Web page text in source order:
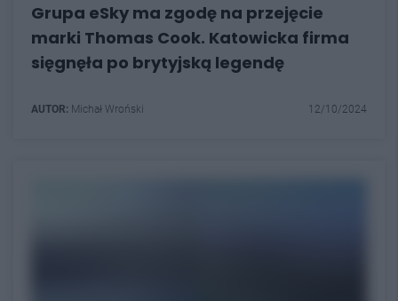
Grupa eSky ma zgodę na przejęcie
marki Thomas Cook. Katowicka firma
sięgnęła po brytyjską legendę
AUTOR: Michał Wroński 12/10/2024